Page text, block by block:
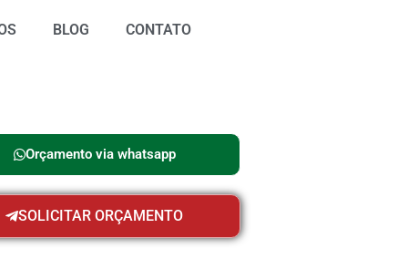
BLOG CONTATO
Orçamento via whatsapp
SOLICITAR ORÇAMENTO